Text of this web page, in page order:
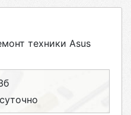
техники Asus